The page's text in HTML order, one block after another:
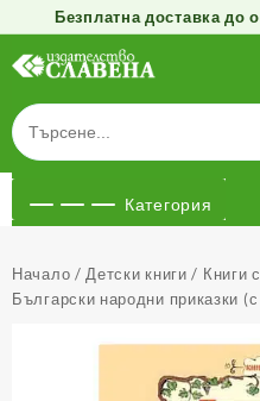
Безплатна доставка до
съдържанието
Категория
Начало / Детски книги / Книги
Български народни приказки